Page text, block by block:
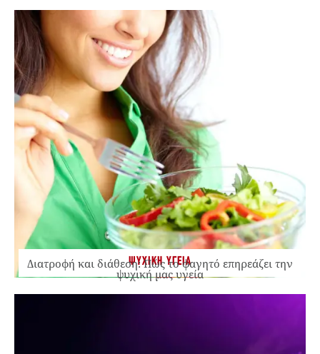
ΨΥΧΙΚΗ ΥΓΕΙΑ
Διατροφή και διάθεση: Πώς το φαγητό επηρεάζει την
ψυχική μας υγεία